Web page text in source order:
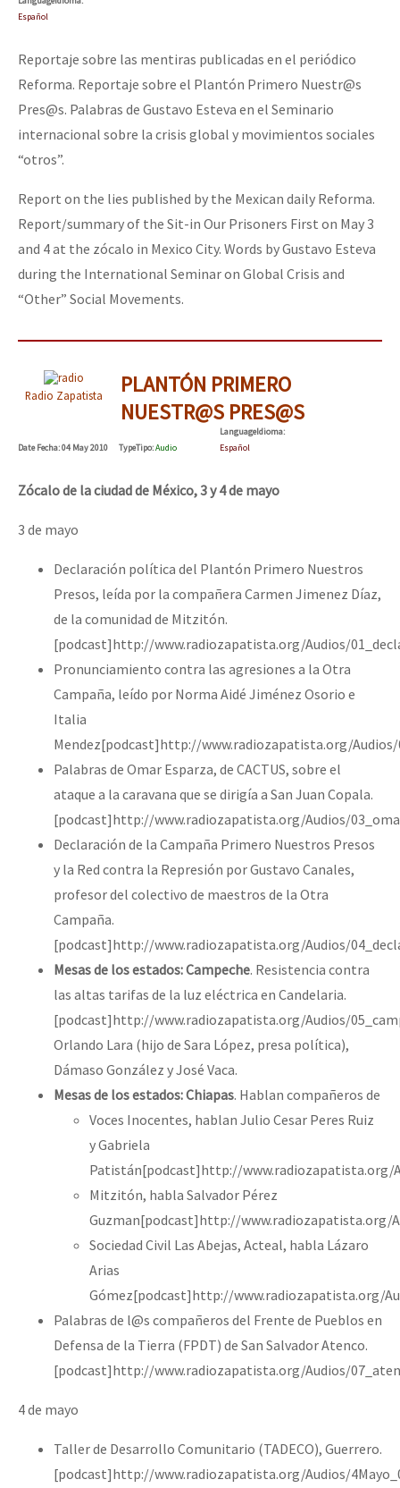
Español
Reportaje sobre las mentiras publicadas en el periódico
Reforma. Reportaje sobre el Plantón Primero Nuestr@s
Pres@s. Palabras de Gustavo Esteva en el Seminario
internacional sobre la crisis global y movimientos sociales
“otros”.
Report on the lies published by the Mexican daily Reforma.
Report/summary of the Sit-in Our Prisoners First on May 3
and 4 at the zócalo in Mexico City. Words by Gustavo Esteva
during the International Seminar on Global Crisis and
“Other” Social Movements.
Radio Zapatista
PLANTÓN PRIMERO
NUESTR@S PRES@S
DateFecha: 04 May 2010 TypeTipo:Audio
LanguageIdioma:
Español
Zócalo de la ciudad de México, 3 y 4 de mayo
3 de mayo
Declaración política del Plantón Primero Nuestros
Presos, leída por la compañera Carmen Jimenez Díaz,
de la comunidad de Mitzitón.
[podcast]http://www.radiozapatista.org/Audios/
Pronunciamiento contra las agresiones a la Otra
Campaña, leído por Norma Aidé Jiménez Osorio e
Italia
Mendez[podcast]http://www.radiozapatista.org/
Palabras de Omar Esparza, de CACTUS, sobre el
ataque a la caravana que se dirigía a San Juan Copala.
[podcast]http://www.radiozapatista.org/Audios/
Declaración de la Campaña Primero Nuestros Presos
y la Red contra la Represión por Gustavo Canales,
profesor del colectivo de maestros de la Otra
Campaña.
[podcast]http://www.radiozapatista.org/Audios/
Mesas de los estados: Campeche. Resistencia contra
las altas tarifas de la luz eléctrica en Candelaria.
[podcast]http://www.radiozapatista.org/Audios/
Orlando Lara (hijo de Sara López, presa política),
Dámaso González y José Vaca.
Mesas de los estados: Chiapas. Hablan compañeros de
Voces Inocentes, hablan Julio Cesar Peres Ruiz
y Gabriela
Patistán[podcast]http://www.radiozapatista.org/
Mitzitón, habla Salvador Pérez
Guzman[podcast]http://
Sociedad Civil Las Abejas, Acteal, habla Lázaro
Arias
Gómez[podcast]http://www.radiozapatista.org/
Palabras de l@s compañeros del Frente de Pueblos en
Defensa de la Tierra (FPDT) de San Salvador Atenco.
[podcast]http://www.radiozapatista.org/Audios/
4 de mayo
Taller de Desarrollo Comunitario (TADECO), Guerrero.
[podcast]http://www.radiozapatista.org/Audios/